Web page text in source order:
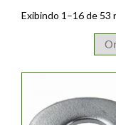
Exibindo 1–16 de 53